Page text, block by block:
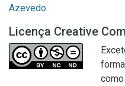
Azevedo
Licença Creative
como